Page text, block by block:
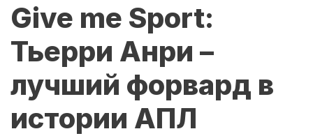
Give me Sport:
Тьерри Анри –
лучший форвард в
истории АПЛ